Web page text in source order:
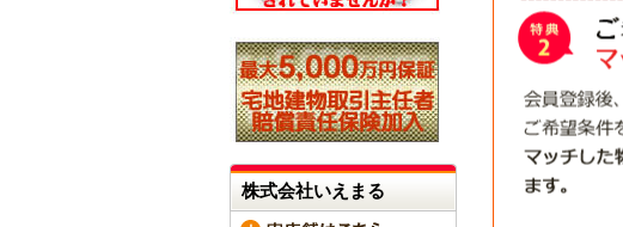
株式会社いえまる